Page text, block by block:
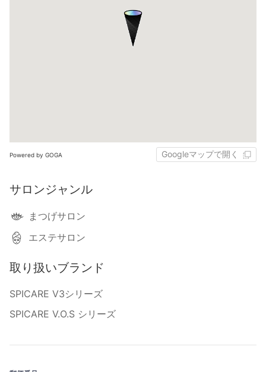
Powered by GOGA Googleマップで開く
サロンジャンル
まつげサロン
エステサロン
取り扱いブランド
SPICARE V3シリーズ
SPICARE V.O.S シリーズ